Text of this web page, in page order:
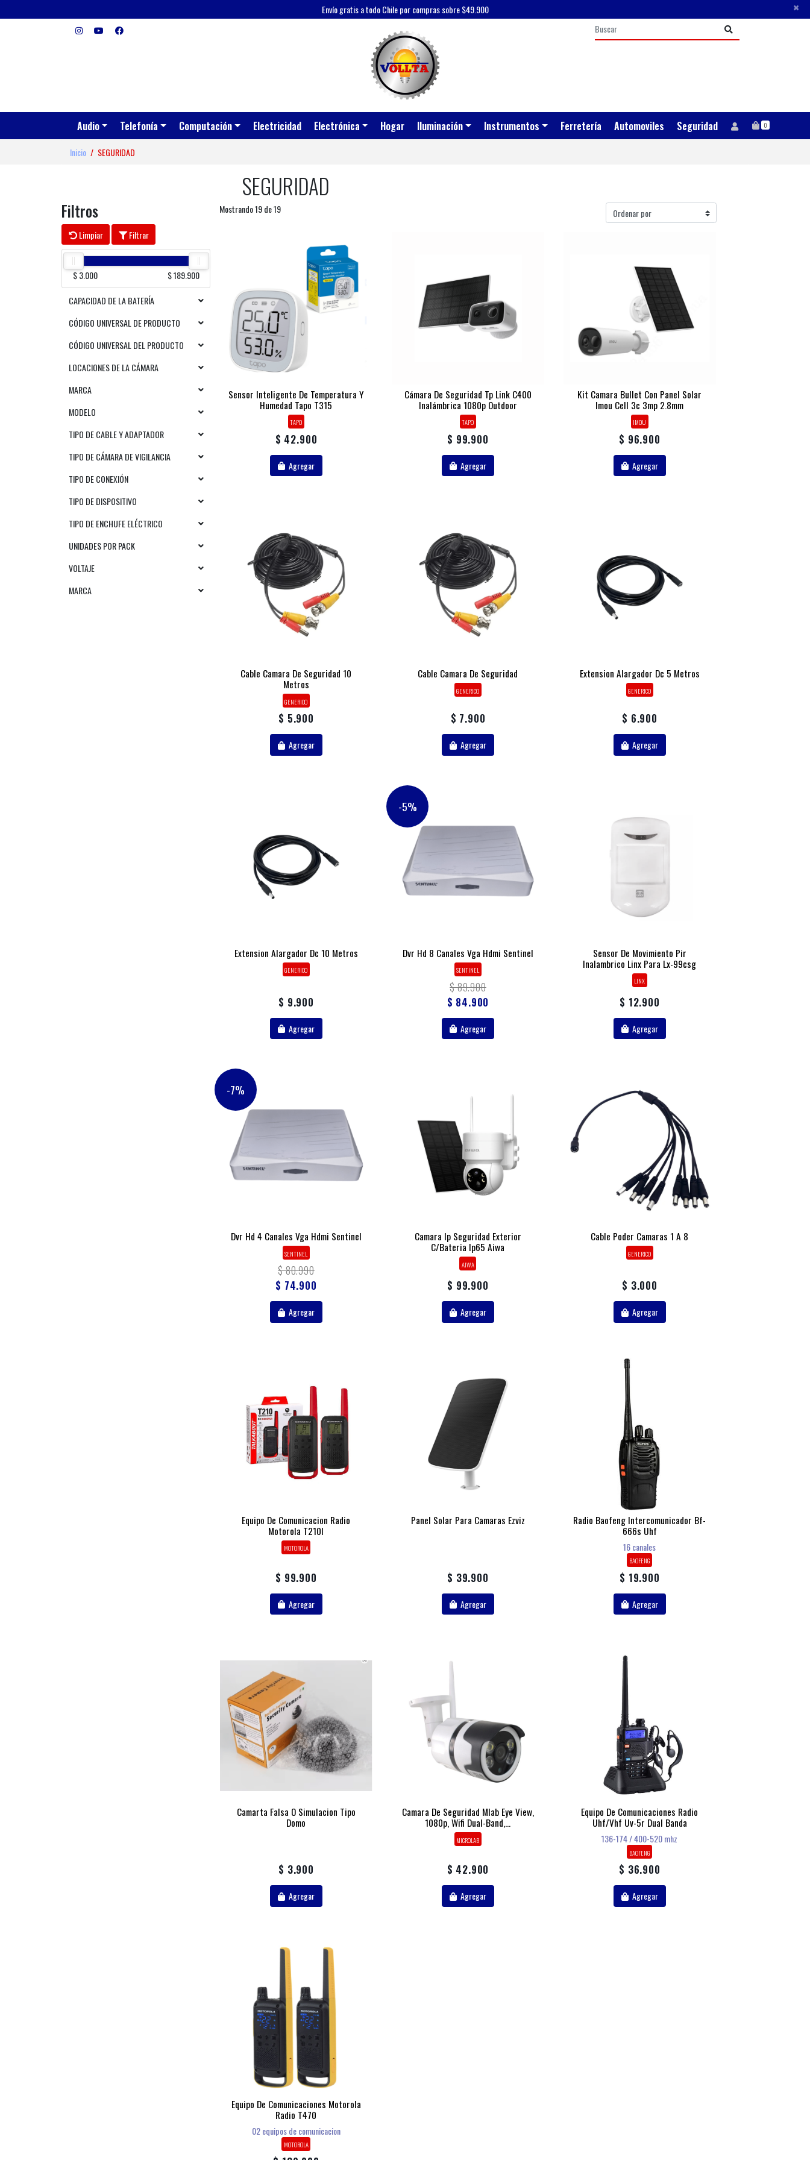
Envío gratis a todo Chile por compras sobre $49.900 ×
Audio Telefonía Computación Electricidad Electrónica Hogar Iluminación Instrumentos Ferretería Automoviles Seguridad 0
Inicio SEGURIDAD
SEGURIDAD
Filtros
Limpiar Filtrar
$ 3.000 $ 189.900
CAPACIDAD DE LA BATERÍA
CÓDIGO UNIVERSAL DE PRODUCTO
CÓDIGO UNIVERSAL DEL PRODUCTO
LOCACIONES DE LA CÁMARA
MARCA
MODELO
TIPO DE CABLE Y ADAPTADOR
TIPO DE CÁMARA DE VIGILANCIA
TIPO DE CONEXIÓN
TIPO DE DISPOSITIVO
TIPO DE ENCHUFE ELÉCTRICO
UNIDADES POR PACK
VOLTAJE
MARCA
Mostrando 19 de 19
Sensor Inteligente De Temperatura Y
Humedad Tapo T315
TAPO
$ 42.900
Agregar
Cámara De Seguridad Tp Link C400
Inalámbrica 1080p Outdoor
TAPO
$ 99.900
Agregar
Kit Camara Bullet Con Panel Solar
Imou Cell 3c 3mp 2.8mm
IMOU
$ 96.900
Agregar
Cable Camara De Seguridad 10
Metros
GENERICO
$ 5.900
Agregar
Cable Camara De Seguridad
GENERICO
$ 7.900
Agregar
Extension Alargador Dc 5 Metros
GENERICO
$ 6.900
Agregar
Extension Alargador Dc 10 Metros
GENERICO
$ 9.900
Agregar
-5%
Dvr Hd 8 Canales Vga Hdmi Sentinel
SENTINEL
$ 89.900
$ 84.900
Agregar
Sensor De Movimiento Pir
Inalambrico Linx Para Lx-99csg
LINX
$ 12.900
Agregar
-7%
Dvr Hd 4 Canales Vga Hdmi Sentinel
SENTINEL
$ 80.990
$ 74.900
Agregar
Camara Ip Seguridad Exterior
C/bateria Ip65 Aiwa
AIWA
$ 99.900
Agregar
Cable Poder Camaras 1 A 8
GENERICO
$ 3.000
Agregar
Equipo De Comunicacion Radio
Motorola T210l
MOTOROLA
$ 99.900
Agregar
Panel Solar Para Camaras Ezviz
$ 39.900
Agregar
Radio Baofeng Intercomunicador Bf-
666s Uhf
16 canales
BAOFENG
$ 19.900
Agregar
Camarta Falsa O Simulacion Tipo
Domo
$ 3.900
Agregar
Camara De Seguridad Mlab Eye View,
1080p, Wifi Dual-Band,...
MICROLAB
$ 42.900
Agregar
Equipo De Comunicaciones Radio
Uhf/vhf Uv-5r Dual Banda
136-174 / 400-520 mhz
BAOFENG
$ 36.900
Agregar
Equipo De Comunicaciones Motorola
Radio T470
02 equipos de comunicacion
MOTOROLA